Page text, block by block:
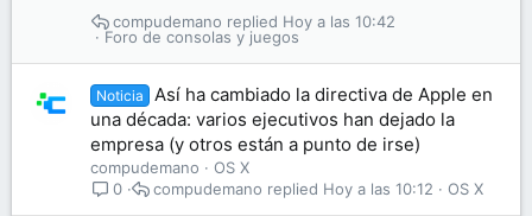
Foro de consolas y juegos
Hoy a las 10:42
compudemano
Noticia
Así ha cambiado la directiva de Apple en
una década: varios ejecutivos han dejado la
empresa (y otros están a punto de irse)
compudemano
OS X
0
OS X
Hoy a las 10:12
compudemano